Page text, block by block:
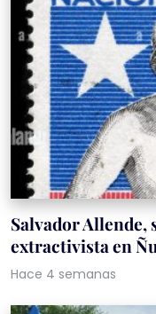
Salvador Allende,
extractivista en
Hace 4 semanas